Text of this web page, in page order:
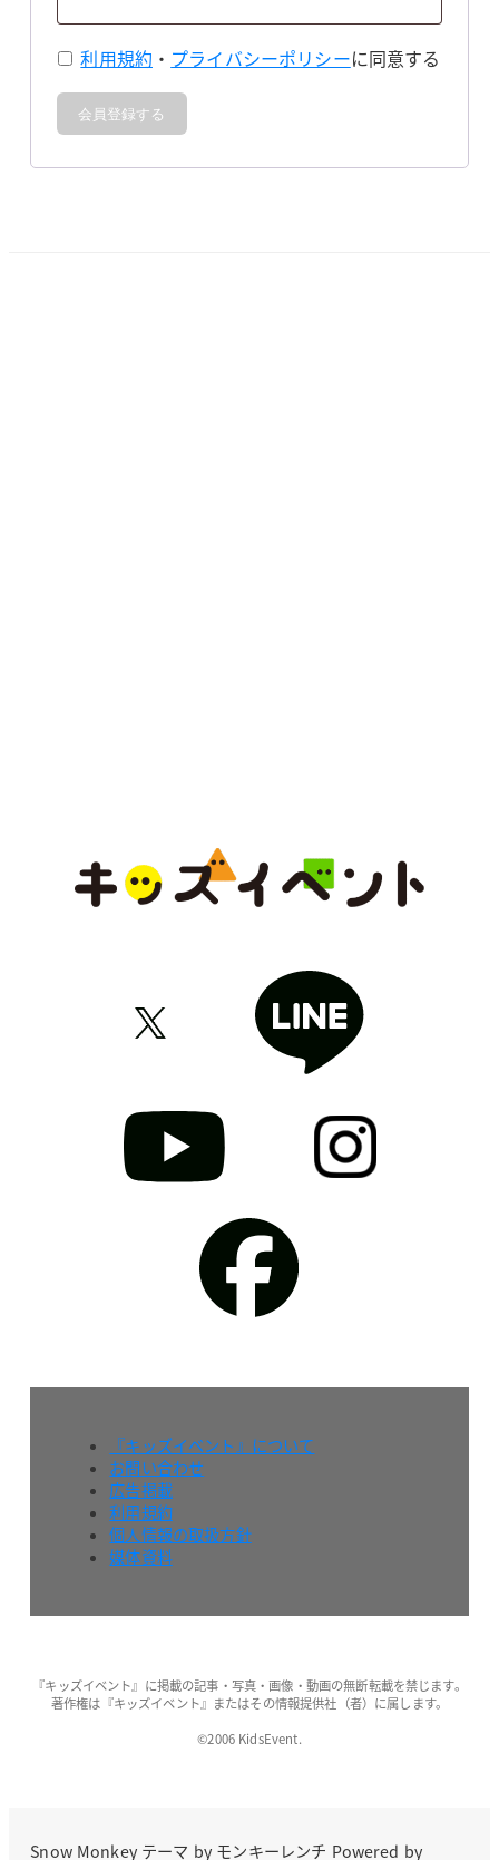
利用規約 ・ プライバシーポリシーに同意する
会員登録する
『キッズイベント』について
お問い合わせ
広告掲載
利用規約
個人情報の取扱方針
媒体資料
『キッズイベント』に掲載の記事・写真・画像・動画の無断転載を禁じます。
著作権は『キッズイベント』またはその情報提供社（者）に属します。
©2006 KidsEvent.
Snow Monkeyテーマ by モンキーレンチ Powered by